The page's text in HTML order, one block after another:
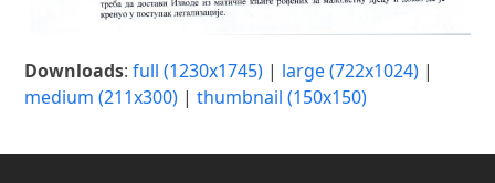
Downloads:full (1230x1745) | large (722x1024) |
medium (211x300) |thumbnail (150x150)